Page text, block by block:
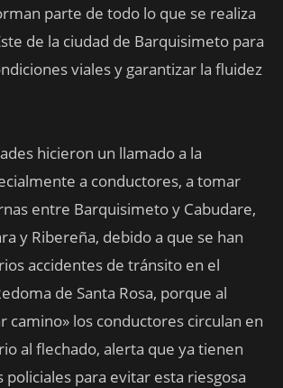
parte de todo lo que se realiza
de la ciudad de Barquisimeto para
viales y garantizar la fluidez
hicieron un llamado a la
a conductores, a tomar
entre Barquisimeto y Cabudare,
y Ribereña, debido a que se han
accidentes de tránsito en el
de Santa Rosa, porque al
camino» los conductores circulan en
al flechado, alerta que ya tienen
policiales para evitar esta riesgosa